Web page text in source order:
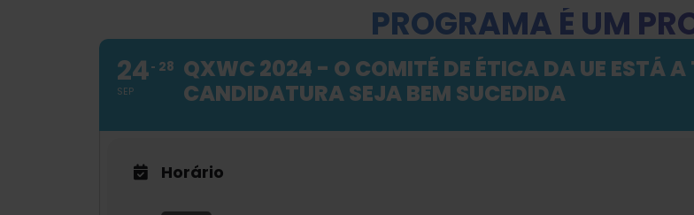
PROGRAMA É UM
24
SEP
28 QXWC 2024 - O COMITÉ DE ÉTICA DA UE ESTÁ
CANDIDATURA SEJA BEM SUCEDIDA
Horário